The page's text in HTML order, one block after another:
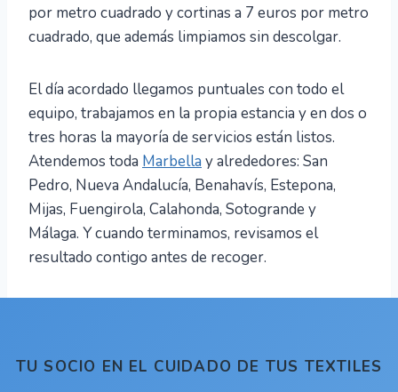
por metro cuadrado y cortinas a 7 euros por metro
cuadrado, que además limpiamos sin descolgar.
El día acordado llegamos puntuales con todo el
equipo, trabajamos en la propia estancia y en dos o
tres horas la mayoría de servicios están listos.
Atendemos toda Marbella y alrededores: San
Pedro, Nueva Andalucía, Benahavís, Estepona,
Mijas, Fuengirola, Calahonda, Sotogrande y
Málaga. Y cuando terminamos, revisamos el
resultado contigo antes de recoger.
TU SOCIO EN EL CUIDADO DE TUS TEXTILES